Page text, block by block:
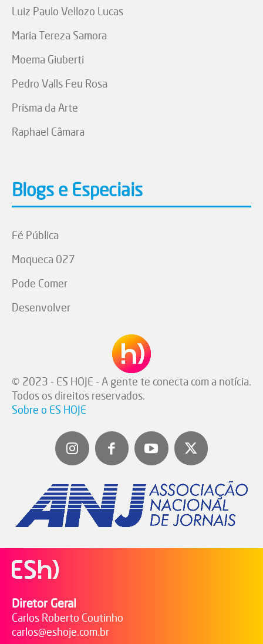
Luiz Paulo Vellozo Lucas
Maria Tereza Samora
Moema Giuberti
Pedro Valls Feu Rosa
Prisma da Arte
Raphael Câmara
Blogs e Especiais
Fé Pública
Moqueca 027
Pode Comer
Desenvolver
© 2023 - ES HOJE - A gente te conecta com a notícia.
Todos os direitos reservados.
Sobre o ES HOJE
Diretor Geral
Carlos Roberto Coutinho
carlos@eshoje.com.br